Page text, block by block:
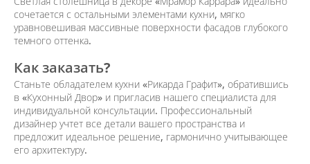
сочетается с остальными элементами кухни, мягко
уравновешивая массивные поверхности фасадов глубокого
темного оттенка.
Как заказать?
Станьте обладателем кухни «Рикарда Графит», обратившись
в «Кухонный Двор» и пригласив нашего специалиста для
индивидуальной консультации. Профессиональный
дизайнер учтет все детали вашего пространства и
предложит идеальное решение, гармонично учитывающее
его архитектуру.